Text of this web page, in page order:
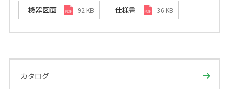
機器図面 92 KB 仕様書 36 KB
カタログ